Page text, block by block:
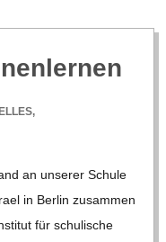
,
an unse­rer Schule
in Ber­lin zusam­men
für schu­li­sche